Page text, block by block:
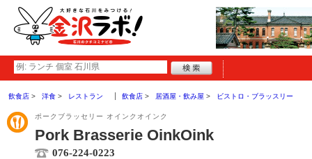
飲食店 洋食 レストラン 飲食店 居酒屋・飲み屋 ビストロ・ブラッスリー
ポークブラッセリー オインクオインク
Pork Brasserie OinkOink
076-224-0223